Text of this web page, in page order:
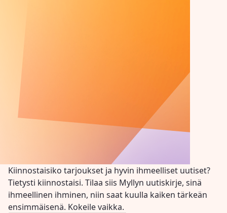
Kiinnostaisiko tarjoukset ja hyvin ihmeelliset uutiset?
Tietysti kiinnostaisi. Tilaa siis Myllyn uutiskirje, sinä
ihmeellinen ihminen, niin saat kuulla kaiken tärkeän
ensimmäisenä. Kokeile vaikka.